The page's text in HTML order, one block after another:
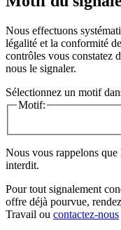
Nous effectuons
légalité et la conformité
contrôles vous constatez
nous le signaler.
Sélectionnez un motif
Motif:
Nous vous rappelons
interdit.
Pour tout signalement
offre déjà pourvue,
Travail ou contactez-nous